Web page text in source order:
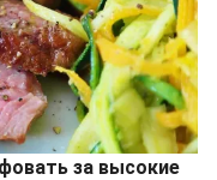
за высокие